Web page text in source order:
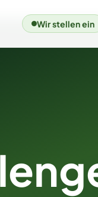
Wir stellen ein